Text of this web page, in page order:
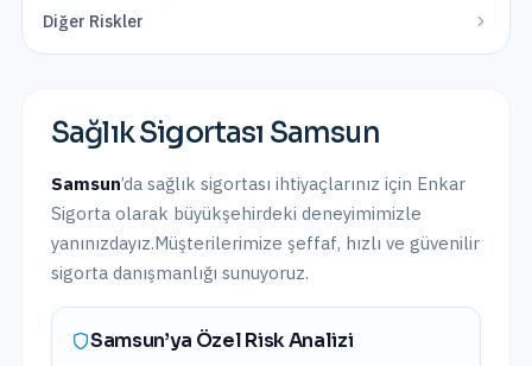
Diğer Riskler
Sağlık Sigortası Samsun
Samsun’da sağlık sigortası ihtiyaçlarınız için Enkar
Sigorta olarak büyükşehirdeki deneyimimizle
yanınızdayız.Müşterilerimize şeffaf, hızlı ve güvenilir
sigorta danışmanlığı sunuyoruz.
Samsun’ya Özel Risk Analizi